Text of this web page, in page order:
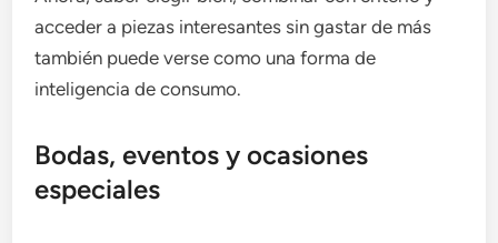
acceder a piezas interesantes sin gastar de más
también puede verse como una forma de
inteligencia de consumo.
Bodas, eventos y ocasiones
especiales